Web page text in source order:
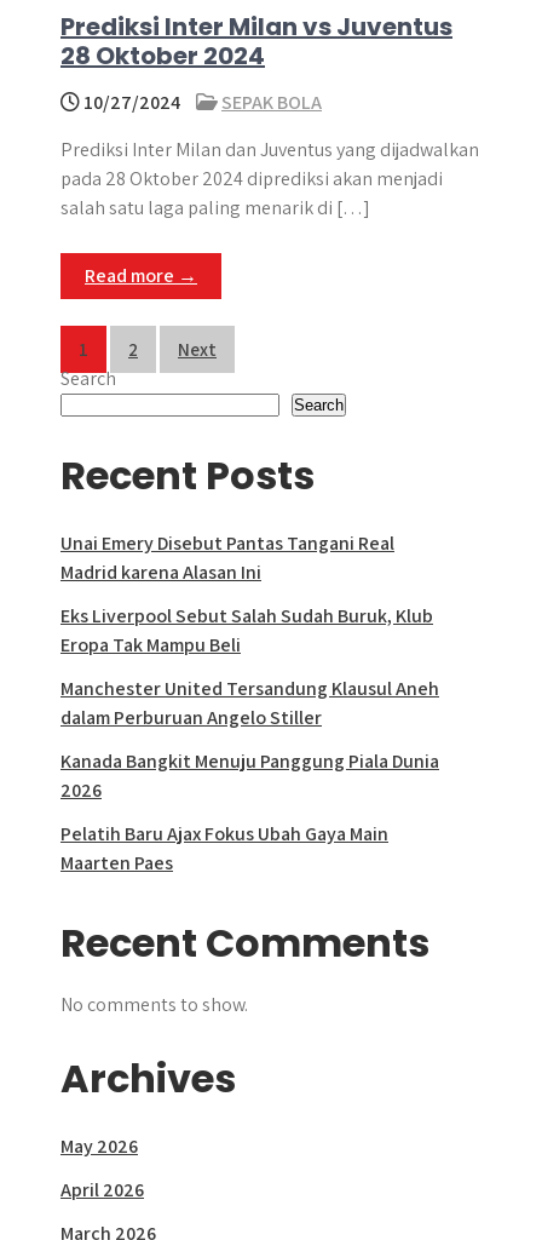
Prediksi Inter Milan vs Juventus
28 Oktober 2024
10/27/2024
SEPAK BOLA
Prediksi Inter Milan dan Juventus yang dijadwalkan
pada 28 Oktober 2024 diprediksi akan menjadi
salah satu laga paling menarik di […]
Read more →
Posts
pagination
1 2 Next
Search
Search
Recent Posts
Unai Emery Disebut Pantas Tangani Real
Madrid karena Alasan Ini
Eks Liverpool Sebut Salah Sudah Buruk, Klub
Eropa Tak Mampu Beli
Manchester United Tersandung Klausul Aneh
dalam Perburuan Angelo Stiller
Kanada Bangkit Menuju Panggung Piala Dunia
2026
Pelatih Baru Ajax Fokus Ubah Gaya Main
Maarten Paes
Recent Comments
No comments to show.
Archives
May 2026
April 2026
March 2026